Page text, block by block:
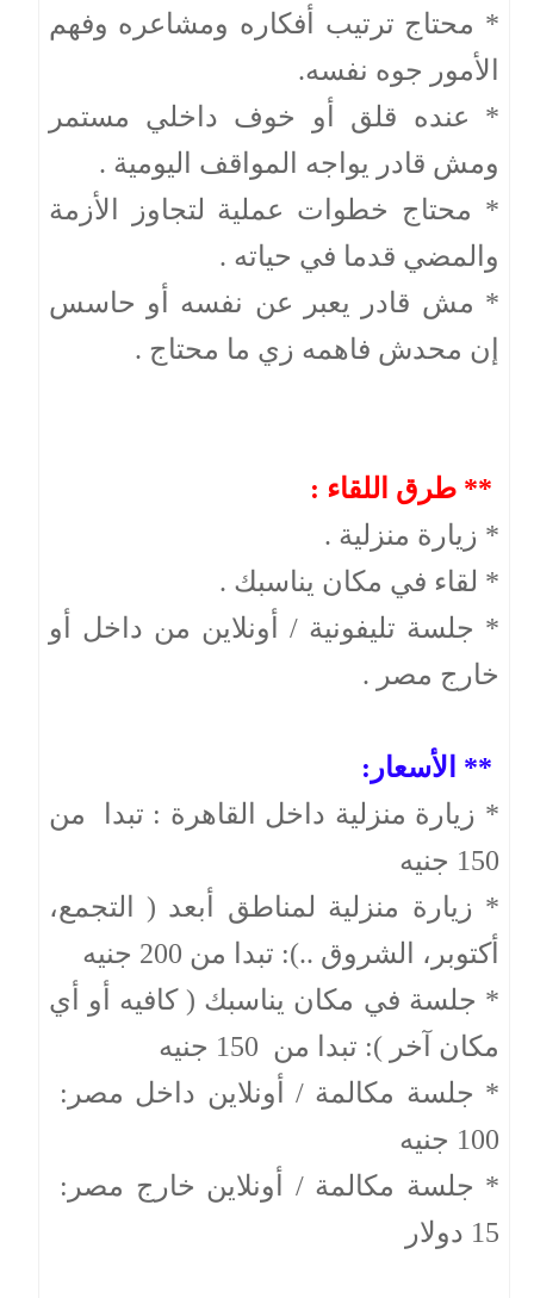
* محتاج ترتيب أفكاره ومشاعره وفهم
الأمور جوه نفسه.
* عنده قلق أو خوف داخلي مستمر
ومش قادر يواجه المواقف اليومية .
* محتاج خطوات عملية لتجاوز الأزمة
والمضي قدما في حياته .
* مش قادر يعبر عن نفسه أو حاسس
إن محدش فاهمه زي ما محتاج .
** طرق اللقاء :
* زيارة منزلية .
* لقاء في مكان يناسبك .
* جلسة تليفونية / أونلاين من داخل أو
خارج مصر .
** الأسعار:
* زيارة منزلية داخل القاهرة : تبدا من
150 جنيه
* زيارة منزلية لمناطق أبعد ( التجمع،
أكتوبر، الشروق ..): تبدا من 200 جنيه
* جلسة في مكان يناسبك ( كافيه أو أي
مكان آخر ): تبدا من 150 جنيه
* جلسة مكالمة / أونلاين داخل مصر:
100 جنيه
* جلسة مكالمة / أونلاين خارج مصر:
15 دولار